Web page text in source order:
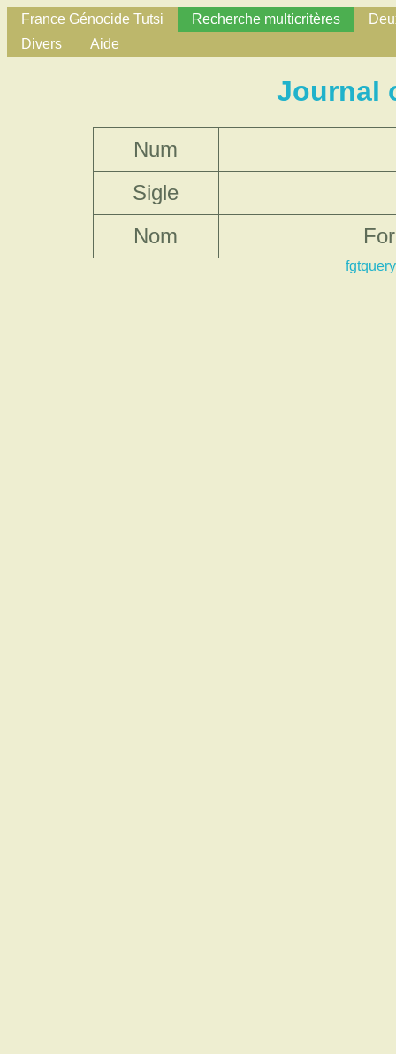
France Génocide Tutsi Recherche multicritères
Divers
Aide
Journal
Num
Sigle
Nom